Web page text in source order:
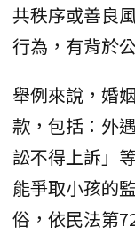
共秩序或善良
行為，有背於
舉例來說，婚
款，包括：外
訟不得上訴」
能爭取小孩的
俗，依民法第